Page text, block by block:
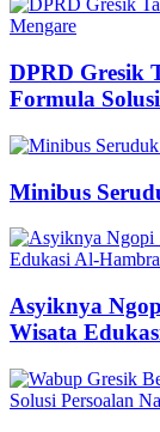
DPRD Gresik
Formula
Minibus
Asyiknya
Wisata